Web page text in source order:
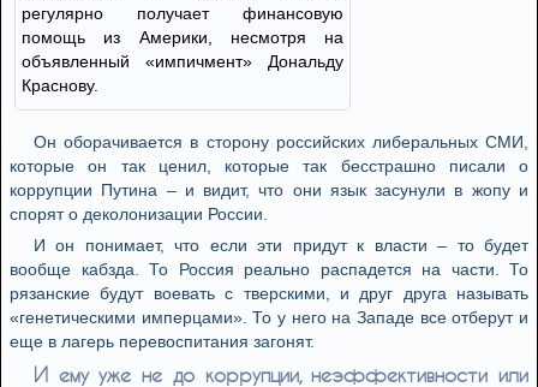
регулярно получает финансовую
помощь из Америки, несмотря на
объявленный «импичмент» Дональду
Краснову.
Он оборачивается в сторону российских либеральных СМИ,
которые он так ценил, которые так бесстрашно писали о
коррупции Путина – и видит, что они язык засунули в жопу и
спорят о деколонизации России.
И он понимает, что если эти придут к власти – то будет
вообще кабзда. То Россия реально распадется на части. То
рязанские будут воевать с тверскими, и друг друга называть
«генетическими имперцами». То у него на Западе все отберут и
еще в лагерь перевоспитания загонят.
И ему уже не до коррупции, неэффективности или